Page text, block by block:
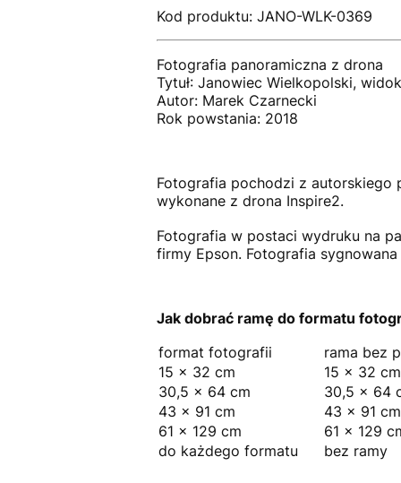
Kod produktu: JANO-WLK-0369
Fotografia panoramiczna z drona
Tytuł: Janowiec Wielkopolski,
Autor: Marek Czarnecki
Rok powstania: 2018
Fotografia pochodzi z autorskiego
wykonane z drona Inspire2.
Fotografia w postaci wydruku na
firmy Epson. Fotografia
Jak dobrać ramę do formatu
format fotografii
rama bez
15 × 32 cm
15 × 32 cm
30,5 × 64 cm
30,5 × 64
43 × 91 cm
43 × 91 cm
61 × 129 cm
61 × 129
do każdego formatu
bez ramy